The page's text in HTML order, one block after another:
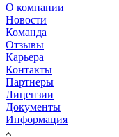
О компании
Новости
Команда
Отзывы
Карьера
Контакты
Партнеры
Лицензии
Документы
Информация